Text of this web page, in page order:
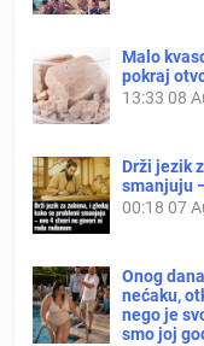
Malo
pokraj
13:33 08
Drži jezik
smanjuju
00:18 07
Onog
nećaku,
nego je
smo joj